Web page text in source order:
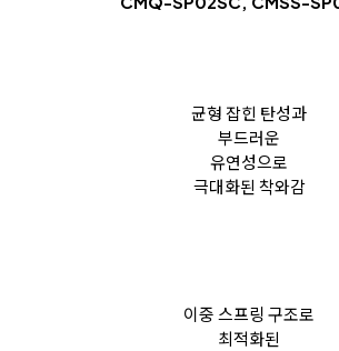
균형 잡힌 탄성과
부드러운
유연성으로
극대화된 착와감
이중 스프링 구조로
최적화된